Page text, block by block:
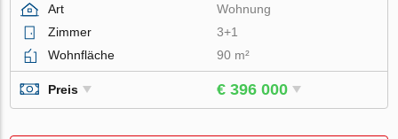
Art
Wohnung
Zimmer
3+1
Wohnfläche
90 m²
Preis € 396 000